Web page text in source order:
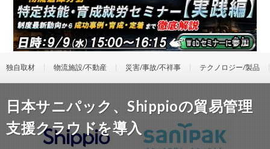
独自取材 物流施設/不動産 災害/事故/不祥事 テクノロジー/製品
日本サニパック、Shippioの貿易管理
支援クラウドを導入